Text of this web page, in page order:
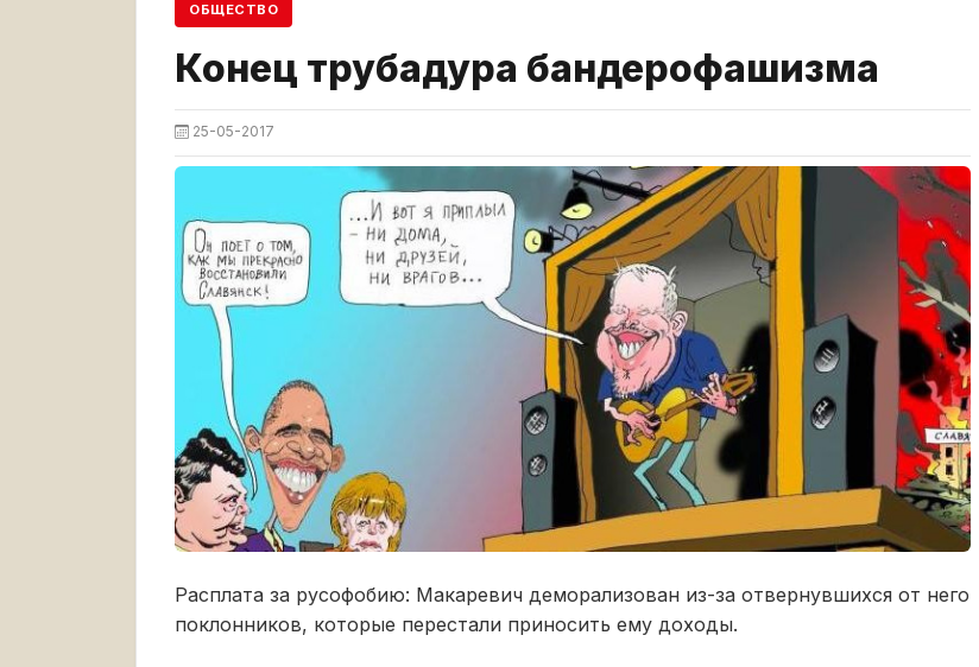
ОБЩЕСТВО
Конец трубадура бандерофашизма
25-05-2017
Расплата за русофобию: Макаревич деморализован из-за отвернувшихся от него
поклонников, которые перестали приносить ему доходы.